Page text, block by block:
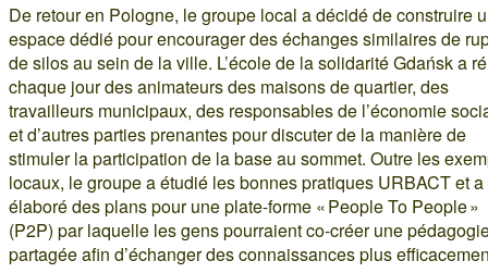
De retour en Pologne, le groupe local a décidé de construire
espace dédié pour encourager des échanges similaires de
de silos au sein de la ville. L’école de la solidarité Gdańsk a
chaque jour des animateurs des maisons de quartier, des
travailleurs municipaux, des responsables de l’économie
et d’autres parties prenantes pour discuter de la manière de
stimuler la participation de la base au sommet. Outre les
locaux, le groupe a étudié les bonnes pratiques URBACT et a
élaboré des plans pour une plate-forme « People To People »
(P2P) par laquelle les gens pourraient co-créer une
partagée afin d’échanger des connaissances plus